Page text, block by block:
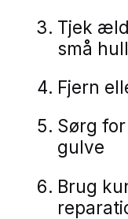
Tjek
små
Fjern
Sørg
gulve
Brug